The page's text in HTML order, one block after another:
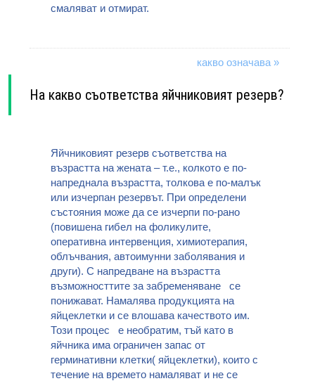
смаляват и отмират.
какво означава »
На какво съответства яйчниковият резерв?
Яйчниковият резерв съответства на
възрастта на жената – т.е., колкото е по-
напреднала възрастта, толкова е по-малък
или изчерпан резервът. При определени
състояния може да се изчерпи по-рано
(повишена гибел на фоликулите,
оперативна интервенция, химиотерапия,
облъчвания, автоимунни заболявания и
други). С напредване на възрастта
възможносттите за забременяване се
понижават. Намалява продукцията на
яйцеклетки и се влошава качеството им.
Този процес е необратим, тъй като в
яйчника има ограничен запас от
герминативни клетки( яйцеклетки), които с
течение на времето намаляват и не се